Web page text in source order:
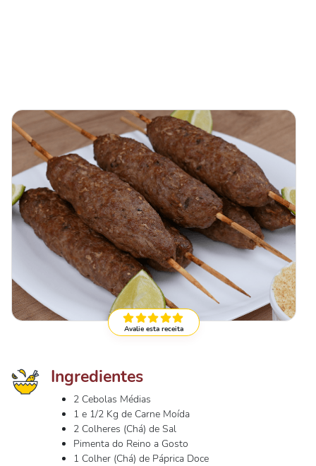
Avalie esta receita
Ingredientes
2 Cebolas Médias
1 e 1/2 Kg de Carne Moída
2 Colheres (Chá) de Sal
Pimenta do Reino a Gosto
1 Colher (Chá) de Páprica Doce